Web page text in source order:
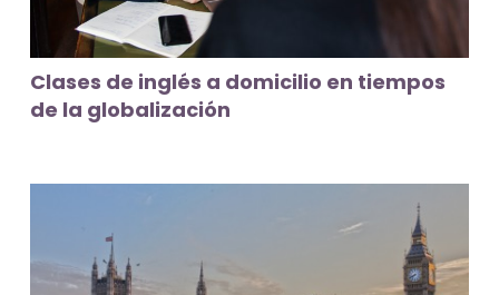
Clases de inglés a domicilio en tiempos
de la globalización